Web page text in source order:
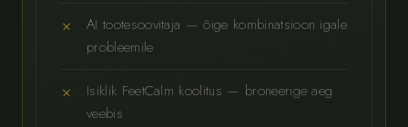
AI tootesoovitaja — õige kombinatsioon igale
probleemile
Isiklik FeetCalm koolitus — broneerige aeg
veebis